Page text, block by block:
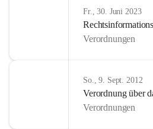
Fr., 30. Juni 2023
Verordnungen
So., 9. Sept. 2012
Verordnung über
Verordnungen